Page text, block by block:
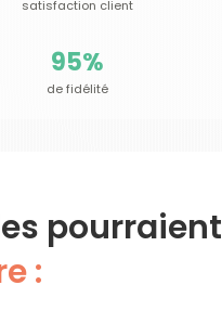
satisfaction client
de fidélité
95%
pourraient
: